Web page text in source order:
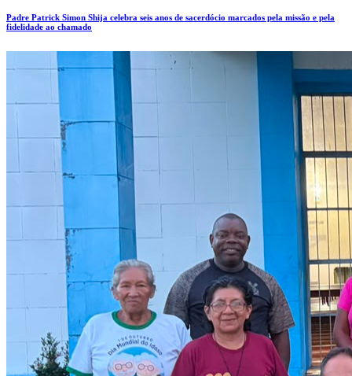
Padre Patrick Simon Shija celebra seis anos de sacerdócio marcados pela missão e pela
fidelidade ao chamado